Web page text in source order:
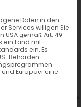
gewählt
Daten in den
Services willigen Sie
USA gemäß Art. 49
ein Land mit
ein. Es
Behörden
Europäer eine
Gruppen,